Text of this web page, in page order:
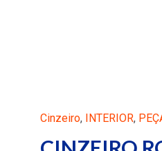
Cinzeiro, INTERIOR,